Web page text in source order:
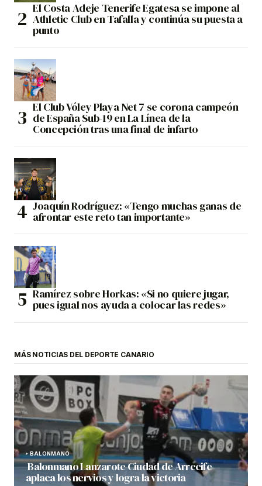
El Costa Adeje Tenerife Egatesa se impone al
Athletic Club en Tafalla y continúa su puesta a
punto
El Club Vóley Playa Net 7 se corona campeón
de España Sub-19 en La Línea de la
Concepción tras una final de infarto
Joaquín Rodríguez: «Tengo muchas ganas de
afrontar este reto tan importante»
Ramírez sobre Horkas: «Si no quiere jugar,
pues igual nos ayuda a colocar las redes»
MÁS NOTICIAS DEL DEPORTE CANARIO
BALONMANO
Balonmano Lanzarote Ciudad de Arrecife
aplaca los nervios y logra la victoria